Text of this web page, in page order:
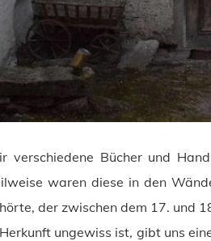
verschiedene Bücher und
waren diese in den
der zwischen dem 17. und
ungewiss ist, gibt uns